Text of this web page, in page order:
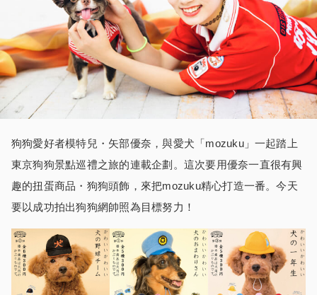
狗狗愛好者模特兒・矢部優奈，與愛犬「mozuku」一起踏上
東京狗狗景點巡禮之旅的連載企劃。這次要用優奈一直很有興
趣的扭蛋商品・狗狗頭飾，來把mozuku精心打造一番。今天
要以成功拍出狗狗網帥照為目標努力！